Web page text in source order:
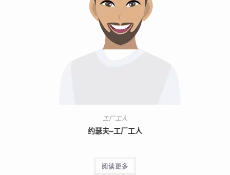
工厂工人
约瑟夫–工厂工人
阅读更多